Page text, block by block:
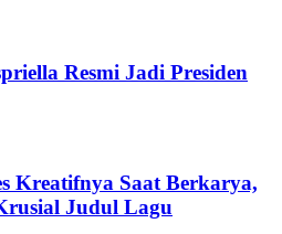
Resmi Jadi Presiden
Kreatifnya Saat Berkarya,
Judul Lagu